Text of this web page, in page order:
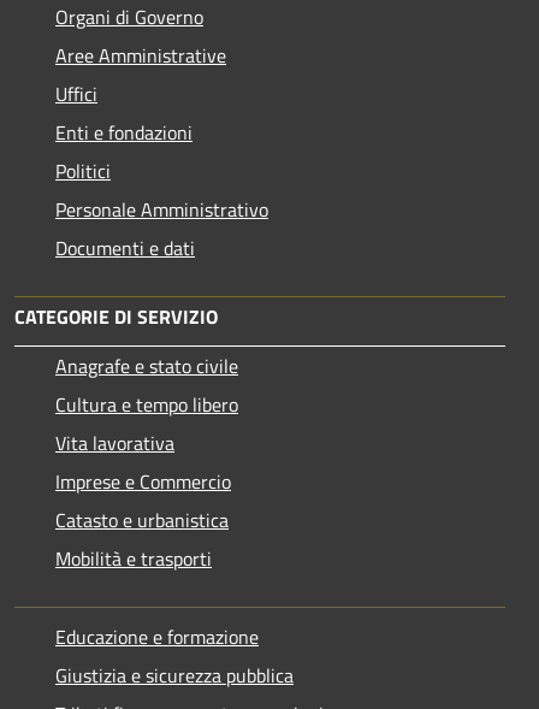
Organi di Governo
Aree Amministrative
Uffici
Enti e fondazioni
Politici
Personale Amministrativo
Documenti e dati
CATEGORIE DI SERVIZIO
Anagrafe e stato civile
Cultura e tempo libero
Vita lavorativa
Imprese e Commercio
Catasto e urbanistica
Mobilità e trasporti
Educazione e formazione
Giustizia e sicurezza pubblica